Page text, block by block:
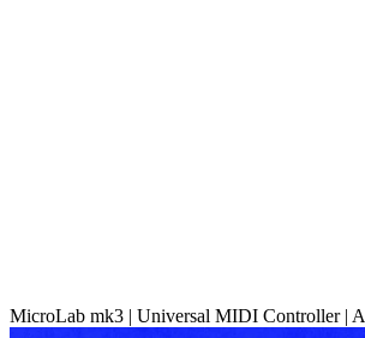
MicroLab mk3 | Universal MIDI Controller |